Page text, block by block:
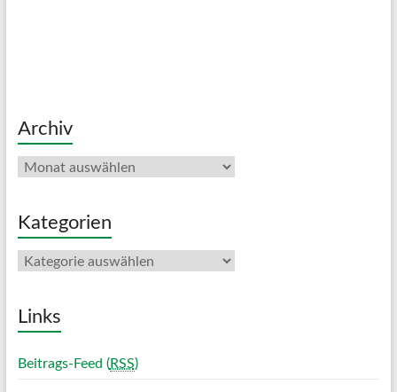
Archiv
Archiv
Kategorien
Kategorien
Links
Beitrags-Feed (RSS)